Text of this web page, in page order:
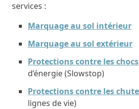
services :
Marquage au sol intérieur
Marquage au sol extérieur
Protections contre les chocs
d’énergie (Slowstop)
Protections contre les
lignes de vie)